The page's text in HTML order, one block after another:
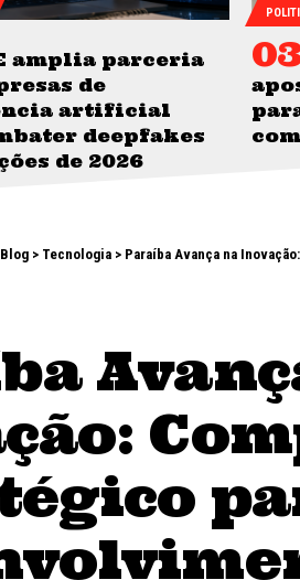
amplia parceria
de
artificial
deepfakes
de 2026
Blog > Tecnologia > Paraíba Avança na Inovação: